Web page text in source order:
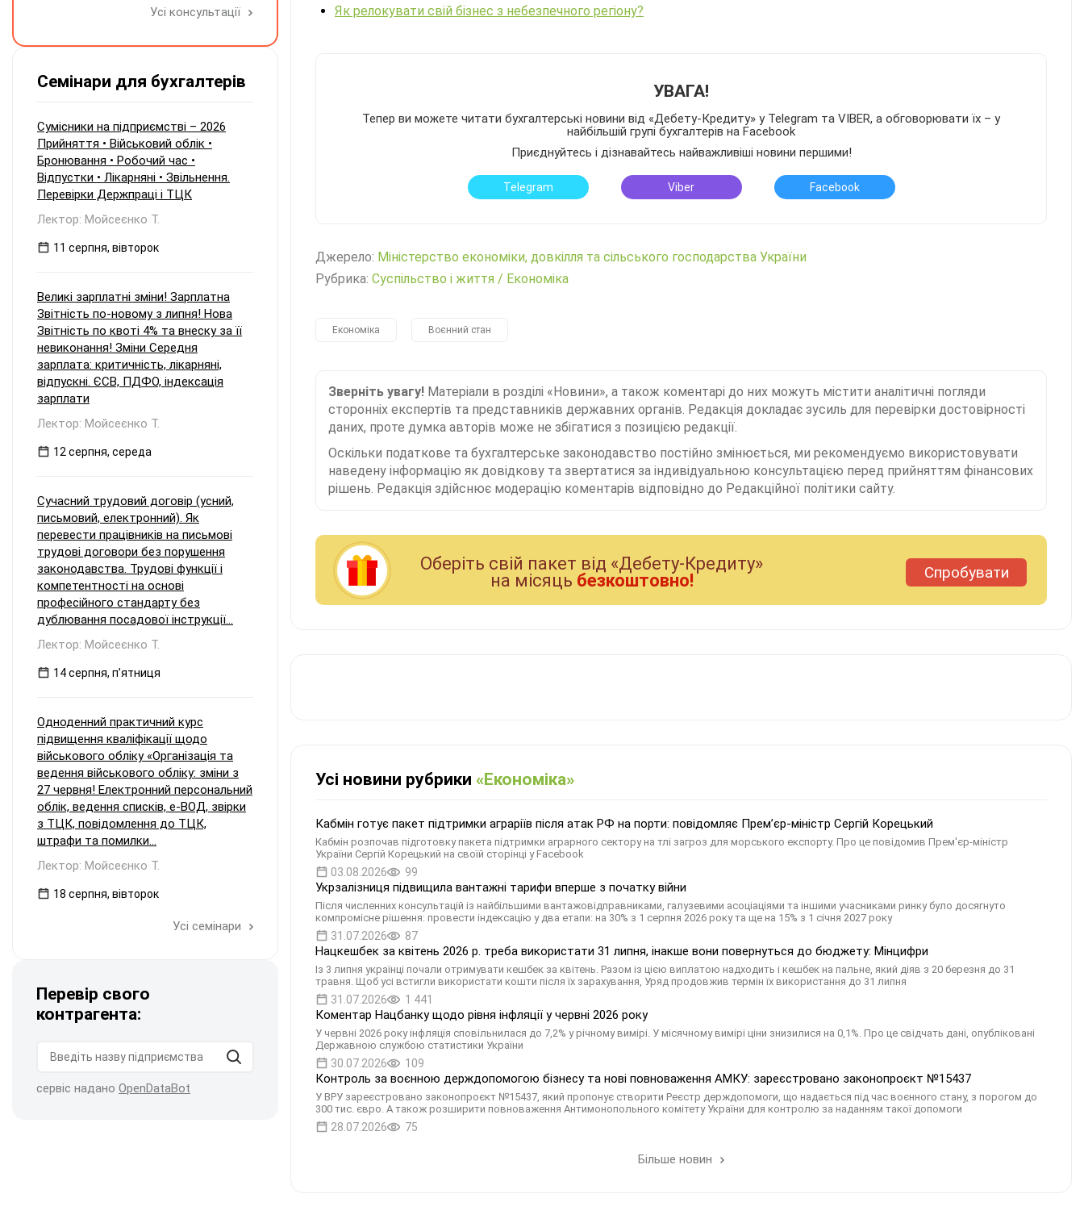
Як релокувати свій бізнес з небезпечного регіону?
УВАГА!
Тепер ви можете читати бухгалтерські новини від «Дебету-Кредиту» у Telegram та VIBER, а обговорювати їх – у
найбільшій групі бухгалтерів на Facebook
Приєднуйтесь і дізнавайтесь найважливіші новини першими!
Telegram Viber Facebook
Джерело: Міністерство економіки, довкілля та сільського господарства України
Рубрика: Суспільство і життя / Економіка
Економіка Воєнний стан
Зверніть увагу! Матеріали в розділі «Новини», а також коментарі до них можуть містити аналітичні погляди
сторонніх експертів та представників державних органів. Редакція докладає зусиль для перевірки достовірності
даних, проте думка авторів може не збігатися з позицією редакції.
Оскільки податкове та бухгалтерське законодавство постійно змінюється, ми рекомендуємо використовувати
наведену інформацію як довідкову та звертатися за індивідуальною консультацією перед прийняттям фінансових
рішень. Редакція здійснює модерацію коментарів відповідно до Редакційної політики сайту.
Оберiть свiй пакет вiд «Дебету-Кредиту»
на мiсяць безкоштовно! Спробувати
Усі новини рубрики «Економіка»
Кабмін готує пакет підтримки аграріїв після атак РФ на порти: повідомляє Прем’єр-міністр Сергій Корецький
Кабмін розпочав підготовку пакета підтримки аграрного сектору на тлі загроз для морського експорту. Про це повідомив Прем'єр-міністр
України Сергій Корецький на своїй сторінці у Facebook
03.08.2026 99
Укрзалізниця підвищила вантажні тарифи вперше з початку війни
Після численних консультацій із найбільшими вантажовідправниками, галузевими асоціаціями та іншими учасниками ринку було досягнуто
компромісне рішення: провести індексацію у два етапи: на 30% з 1 серпня 2026 року та ще на 15% з 1 січня 2027 року
31.07.2026 87
Нацкешбек за квітень 2026 р. треба використати 31 липня, інакше вони повернуться до бюджету: Мінцифри
Із 3 липня українці почали отримувати кешбек за квітень. Разом із цією виплатою надходить і кешбек на пальне, який діяв з 20 березня до 31
травня. Щоб усі встигли використати кошти після їх зарахування, Уряд продовжив термін їх використання до 31 липня
31.07.2026 1 441
Коментар Нацбанку щодо рівня інфляції у червні 2026 року
У червні 2026 року інфляція сповільнилася до 7,2% у річному вимірі. У місячному вимірі ціни знизилися на 0,1%. Про це свідчать дані, опубліковані
Державною службою статистики України
30.07.2026 109
Контроль за воєнною держдопомогою бізнесу та нові повноваження АМКУ: зареєстровано законопроєкт №15437
У ВРУ зареєстровано законопроєкт №15437, який пропонує створити Реєстр держдопомоги, що надається під час воєнного стану, з порогом до
300 тис. євро. А також розширити повноваження Антимонопольного комітету України для контролю за наданням такої допомоги
28.07.2026 75
Більше новин
одна дитина загинула. Як надалі
Усі консультації
Семінари для бухгалтерів
Сумісники на підприємстві – 2026
Прийняття • Військовий облік •
Бронювання • Робочий час •
Відпустки • Лікарняні • Звільнення.
Перевірки Держпраці і ТЦК
Лектор: Мойсеєнко Т.
11 серпня, вівторок
Великі зарплатні зміни! Зарплатна
Звітність по-новому з липня! Нова
Звітність по квоті 4% та внеску за її
невиконання! Зміни Середня
зарплата: критичність, лікарняні,
відпускні. ЄСВ, ПДФО, індексація
зарплати
Лектор: Мойсеєнко Т.
12 серпня, середа
Сучасний трудовий договір (усний,
письмовий, електронний). Як
перевести працівників на письмові
трудові договори без порушення
законодавства. Трудові функції і
компетентності на основі
професійного стандарту без
дублювання посадової інструкції...
Лектор: Мойсеєнко Т.
14 серпня, пʼятниця
Одноденний практичний курс
підвищення кваліфікації щодо
військового обліку «Організація та
ведення військового обліку: зміни з
27 червня! Електронний персональний
облік, ведення списків, е-ВОД, звірки
з ТЦК, повідомлення до ТЦК,
штрафи та помилки...
Лектор: Мойсеєнко Т.
18 серпня, вівторок
Усі семінари
Перевір свого
контрагента:
сервіс надано OpenDataBot